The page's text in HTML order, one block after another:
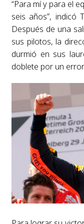
“Para mí y para el
seis años”, indicó
Después de una
sus pilotos, la
durmió en sus
doblete por un